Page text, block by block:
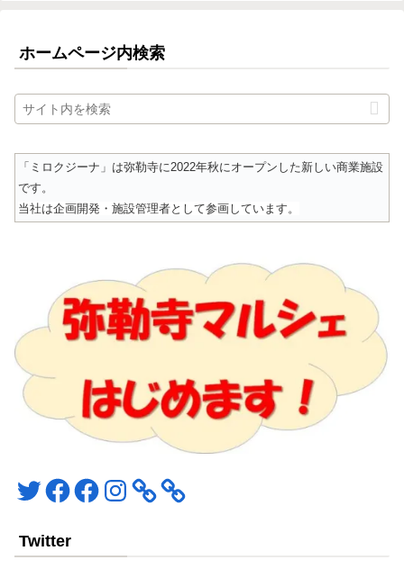
ホームページ内検索
「ミロクジーナ」は弥勒寺に2022年秋にオープンした新しい商業施設
です。
当社は企画開発・施設管理者として参画しています。
TwitterFacebookFacebookInstagram
Twitter